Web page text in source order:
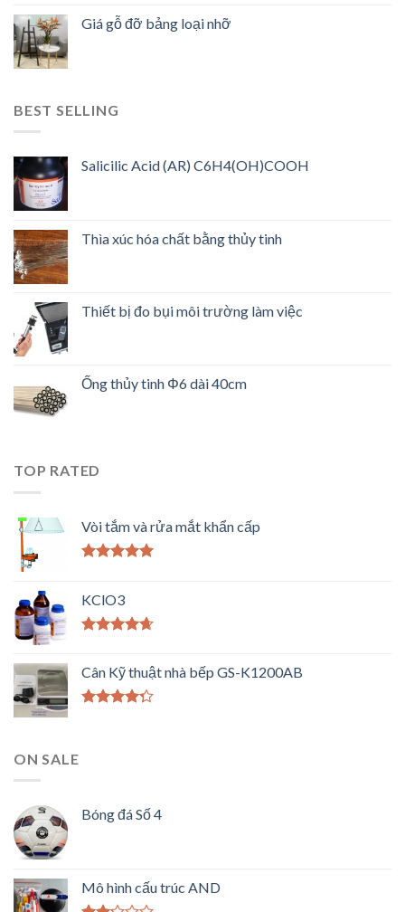
Giá gỗ đỡ bảng loại nhỡ
BEST SELLING
Salicilic Acid (AR) C6H4(OH)COOH
Thìa xúc hóa chất bằng thủy tinh
Thiết bị đo bụi môi trường làm việc
Ống thủy tinh Φ6 dài 40cm
TOP RATED
Vòi tắm và rửa mắt khẩn cấp
sao
KClO3
5 sao
Cân Kỹ thuật nhà bếp GS-K1200AB
ON SALE
Bóng đá Số 4
Mô hình cấu trúc AND